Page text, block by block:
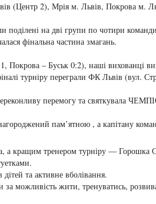
(Центр 2), Мрія м. Львів, Покрова м.
поділені на дві групи по чотири
фінальна частина змагань.
Покрова – Буськ 0:2), наші вихованці
турніру переграли ФК Львів (вул.
перемогу та святкувала
пам’ятною , а капітану
кращим тренером турніру — Горошка
та активне вболівання.
можливість жити, тренуватись,